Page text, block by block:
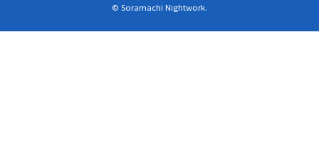
© Soramachi Nightwork.